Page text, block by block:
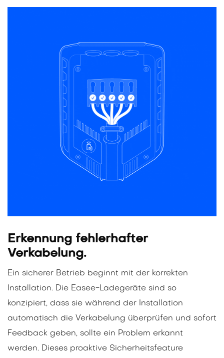
Erkennung fehlerhafter
Verkabelung.
Ein sicherer Betrieb beginnt mit der korrekten
Installation. Die Easee-Ladegeräte sind so
konzipiert, dass sie während der Installation
automatisch die Verkabelung überprüfen und sofort
Feedback geben, sollte ein Problem erkannt
werden. Dieses proaktive Sicherheitsfeature